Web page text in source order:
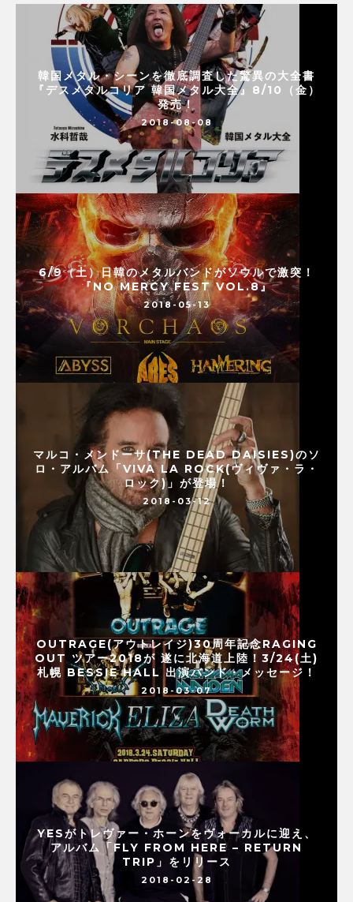
韓国メタル・シーンを徹底調査した驚異の大全書
『デスメタルコリア 韓国メタル大全』8/10（金）
発売！
2018-08-08
6/9（土）日韓のメタルバンドがソウルで激突！
『NO MERCY FEST VOL.8』
2018-05-13
マルコ・メンドーサ(THE DEAD DAISIES)のソ
ロ・アルバム「VIVA LA ROCK(ヴィヴァ・ラ・
ロック)」が登場！
2018-03-12
OUTRAGE(アウトレイジ)30周年記念RAGING
OUT ツアー2018が 遂に北海道上陸！3/24(土)
札幌 BESSIE HALL 出演バンド・メッセージ！
2018-03-07
YESがトレヴァー・ホーンをヴォーカルに迎え、
アルバム「FLY FROM HERE – RETURN
TRIP」をリリース
2018-02-28